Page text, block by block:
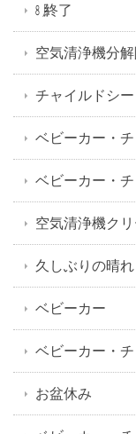
㋇終了
空気清浄機分
チャイルドシ
ベビーカー・
ベビーカー・
空気清浄機ク
久しぶりの晴れ
ベビーカー
ベビーカー・
お盆休み